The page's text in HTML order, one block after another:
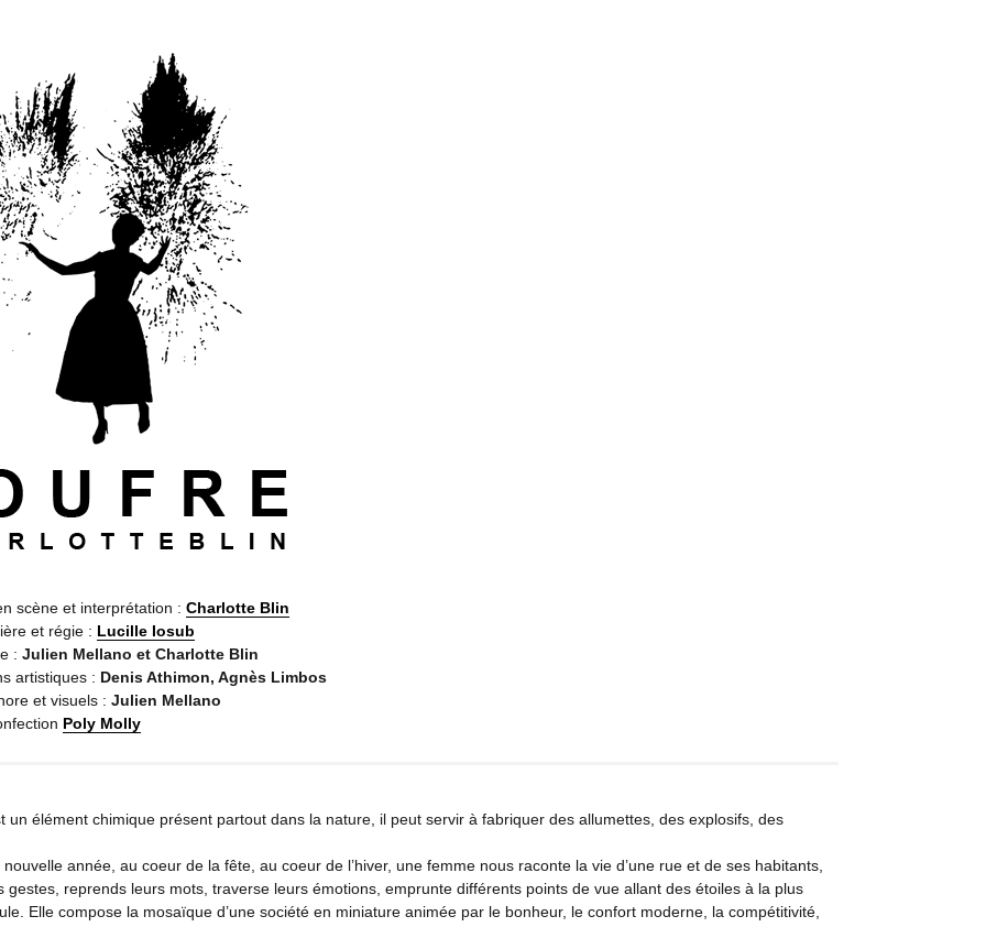
scène et interprétation : Charlotte Blin
et régie : Lucille Iosub
: Julien Mellano et Charlotte Blin
artistiques : Denis Athimon, Agnès Limbos
et visuels : Julien Mellano
Poly Molly
un élément chimique présent partout dans la nature, il peut servir à fabriquer des allumettes, des explosifs, des
année, au coeur de la fête, au coeur de l’hiver, une femme nous raconte la vie d’une rue et de ses habitants,
gestes, reprends leurs mots, traverse leurs émotions, emprunte différents points de vue allant des étoiles à la plus
Elle compose la mosaïque d’une société en miniature animée par le bonheur, le confort moderne, la compétitivité,